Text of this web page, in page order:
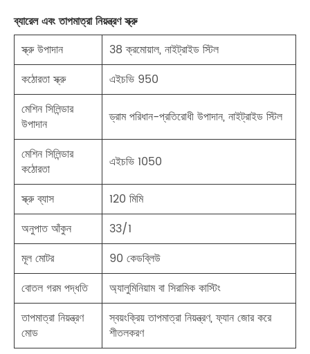
ব্যারেল এবং তাপমাত্রা নিয়ন্ত্রণ স্ক্রু
স্ক্রু উপাদান
38 ক্রমোয়াল, নাইট্রাইড স্টিল
কঠোরতা স্ক্রু
এইচভি 950
মেশিন সিলিন্ডার
উপাদান
ড্রাম পরিধান-প্রতিরোধী উপাদান, নাইট্রাইড স্টিল
মেশিন সিলিন্ডার
কঠোরতা
এইচভি 1050
স্ক্রু ব্যাস
120 মিমি
অনুপাত আঁকুন
33/1
মূল মোটর
90 কেডব্লিউ
বোতল গরম পদ্ধতি
অ্যালুমিনিয়াম বা সিরামিক কাস্টিং
তাপমাত্রা নিয়ন্ত্রণ
মোড
স্বয়ংক্রিয় তাপমাত্রা নিয়ন্ত্রণ, ফ্যান জোর করে
শীতলকরণ